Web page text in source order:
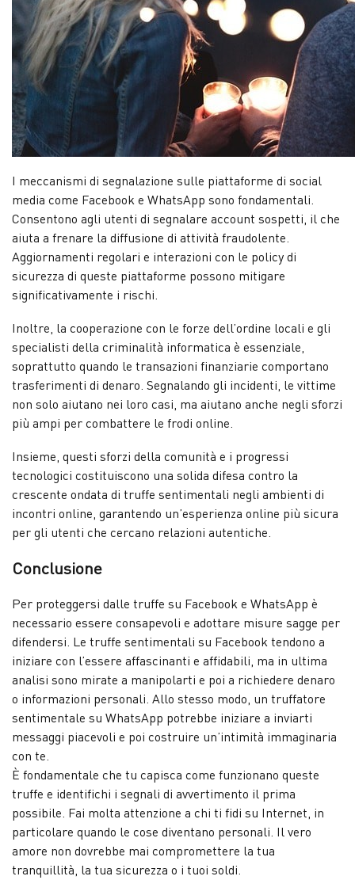
I meccanismi di segnalazione sulle piattaforme di social
media come Facebook e WhatsApp sono fondamentali.
Consentono agli utenti di segnalare account sospetti, il che
aiuta a frenare la diffusione di attività fraudolente.
Aggiornamenti regolari e interazioni con le policy di
sicurezza di queste piattaforme possono mitigare
significativamente i rischi.
Inoltre, la cooperazione con le forze dell’ordine locali e gli
specialisti della criminalità informatica è essenziale,
soprattutto quando le transazioni finanziarie comportano
trasferimenti di denaro. Segnalando gli incidenti, le vittime
non solo aiutano nei loro casi, ma aiutano anche negli sforzi
più ampi per combattere le frodi online.
Insieme, questi sforzi della comunità e i progressi
tecnologici costituiscono una solida difesa contro la
crescente ondata di truffe sentimentali negli ambienti di
incontri online, garantendo un’esperienza online più sicura
per gli utenti che cercano relazioni autentiche.
Conclusione
Per proteggersi dalle truffe su Facebook e WhatsApp è
necessario essere consapevoli e adottare misure sagge per
difendersi. Le truffe sentimentali su Facebook tendono a
iniziare con l’essere affascinanti e affidabili, ma in ultima
analisi sono mirate a manipolarti e poi a richiedere denaro
o informazioni personali. Allo stesso modo, un truffatore
sentimentale su WhatsApp potrebbe iniziare a inviarti
messaggi piacevoli e poi costruire un’intimità immaginaria
con te.
È fondamentale che tu capisca come funzionano queste
truffe e identifichi i segnali di avvertimento il prima
possibile. Fai molta attenzione a chi ti fidi su Internet, in
particolare quando le cose diventano personali. Il vero
amore non dovrebbe mai compromettere la tua
tranquillità, la tua sicurezza o i tuoi soldi.